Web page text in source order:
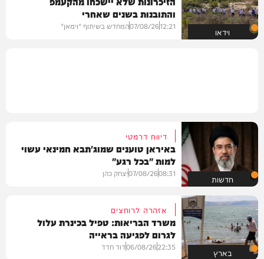
וידאו
והתובנות בשנים שאחרי
12:21
07/08/26המחדש בשיתוף "וימאן"
חדשות
דיווח דרמטי
באיראן טוענים שמוג'תבא חמינאי עשוי
למות "בכל רגע"
08:31
07/08/26יצחק כהן
בארץ
אזהרה לרוחצים
משרד הבריאות: טפיל בכינרת עלול
לגרום לפגיעה בראייה
22:35
06/08/26דוד חדד